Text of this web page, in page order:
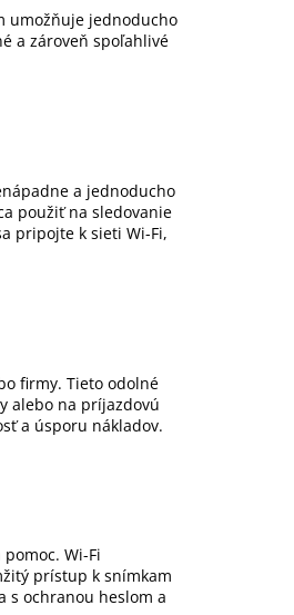
umožňuje jednoducho
a zároveň spoľahlivé
a jednoducho
použiť na sledovanie
pripojte k sieti Wi-Fi,
firmy. Tieto odolné
alebo na príjazdovú
a úsporu nákladov.
Wi-Fi
prístup k snímkam
s ochranou heslom a